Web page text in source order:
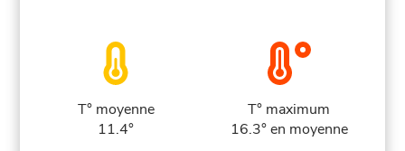
T° moyenne
11.4°
T° maximum
16.3° en moyenne